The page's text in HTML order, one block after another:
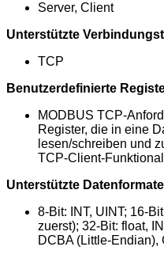
Server, Client
Unterstützte
TCP
Benutzerdefinierte
MODBUS TCP-
Register, die in eine
lesen/schreiben und
TCP-Client-
Unterstützte Datenformate
8-Bit: INT, UINT; 16-
zuerst); 32-Bit: float,
DCBA (Little-Endian),